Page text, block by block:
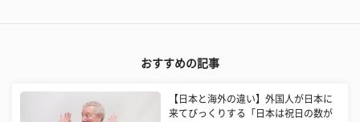
おすすめの記事
【日本と海外の違い】外国人が日本に
来てびっくりする「日本は祝日の数が